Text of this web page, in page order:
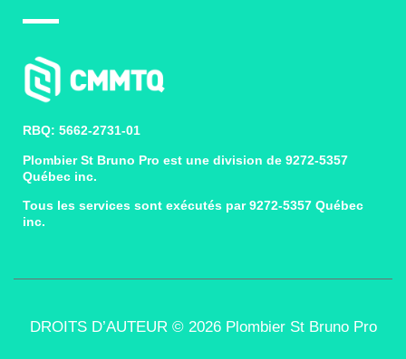
RBQ: 5662-2731-01
Plombier St Bruno Pro est une division de 9272-5357
Québec inc.
Tous les services sont exécutés par 9272-5357 Québec
inc.
DROITS D’AUTEUR © 2026 Plombier St Bruno Pro